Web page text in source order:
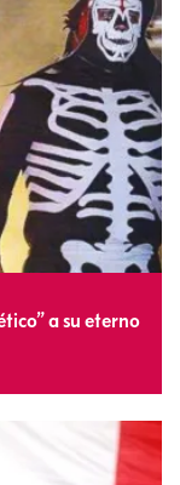
a su eterno